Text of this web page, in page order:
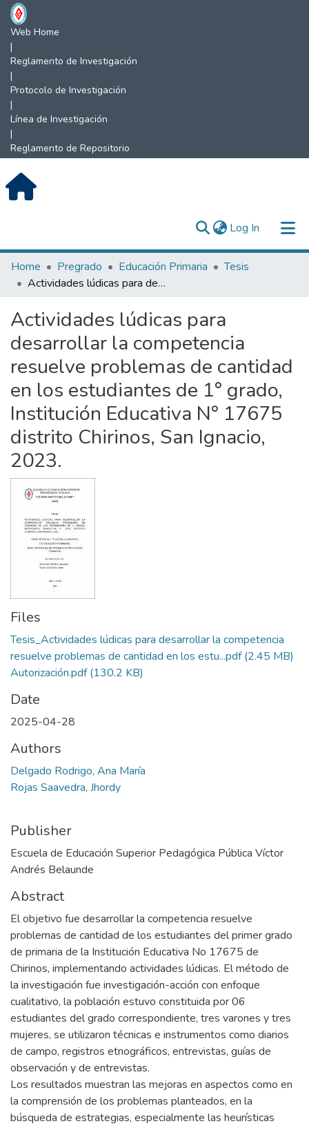
Web Home
|
Reglamento de Investigación
|
Protocolo de Investigación
|
Línea de Investigación
|
Reglamento de Repositorio
Log In (current)
Communities & Collections
All of DSpace
Statistics
Home Pregrado Educación Primaria
Tesis
Actividades lúdicas para desarrollar la competencia resuelve problemas de cantidad en los estudiantes de 1° grado, Institución Educativa N° 17675 distrito Chirinos, San Ignacio, 2023.
Actividades lúdicas para
desarrollar la competencia
resuelve problemas de cantidad
en los estudiantes de 1° grado,
Institución Educativa N° 17675
distrito Chirinos, San Ignacio,
2023.
Files
Tesis_Actividades lúdicas para desarrollar la competencia
resuelve problemas de cantidad en los estu...pdf(2.45 MB)
Autorización.pdf(130.2 KB)
Date
2025-04-28
Authors
Delgado Rodrigo, Ana María
Rojas Saavedra, Jhordy
Publisher
Escuela de Educación Superior Pedagógica Pública Víctor
Andrés Belaunde
Abstract
El objetivo fue desarrollar la competencia resuelve
problemas de cantidad de los estudiantes del primer grado
de primaria de la Institución Educativa No 17675 de
Chirinos, implementando actividades lúdicas. El método de
la investigación fue investigación-acción con enfoque
cualitativo, la población estuvo constituida por 06
estudiantes del grado correspondiente, tres varones y tres
mujeres, se utilizaron técnicas e instrumentos como diarios
de campo, registros etnográficos, entrevistas, guías de
observación y de entrevistas.
Los resultados muestran las mejoras en aspectos como en
la comprensión de los problemas planteados, en la
búsqueda de estrategias, especialmente las heurísticas